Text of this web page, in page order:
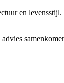
en